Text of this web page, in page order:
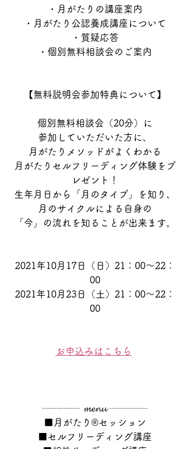
・月がたりの講座案内
・月がたり公認養成講座について
・質疑応答
・個別無料相談会のご案内
【無料説明会参加特典について】
個別無料相談会（20分）に
参加していただいた方に、
月がたりメソッドがよくわかる
月がたりセルフリーディング体験をプ
レゼント！
生年月日から「月のタイプ」を知り、
月のサイクルによる自身の
「今」の流れを知ることが出来ます。
2021年10月17日（日）21：00～22：
00
2021年10月23日（土）21：00～22：
00
お申込みはこちら
┈┈┈┈ 𝓶𝓮𝓷𝓾 ┈┈┈┈
■月がたり®セッション
■セルフリーディング講座